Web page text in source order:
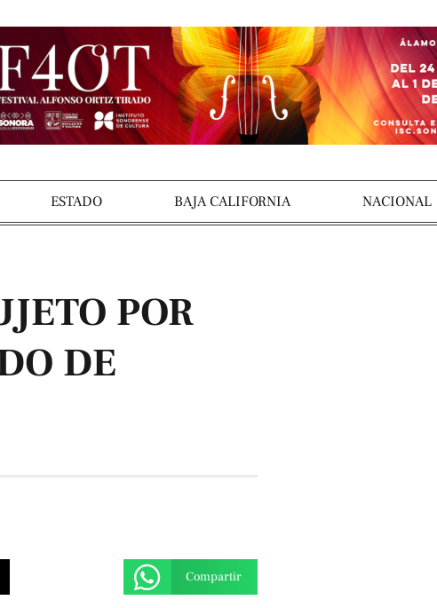
ESTADO BAJA CALIFORNIA NACIONAL
POR
DE
Compartir